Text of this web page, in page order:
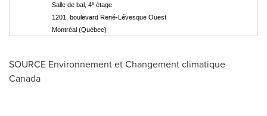
Salle de bal, 4e étage
1201, boulevard René-Lévesque Ouest
Montréal (Québec)
SOURCE Environnement et Changement climatique
Canada